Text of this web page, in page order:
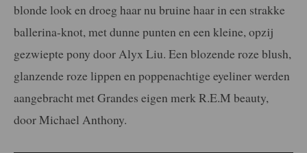
blonde look en droeg haar nu bruine haar in een strakke
ballerina-knot, met dunne punten en een kleine, opzij
gezwiepte pony door Alyx Liu. Een blozende roze blush,
glanzende roze lippen en poppenachtige eyeliner werden
aangebracht met Grandes eigen merk R.E.M beauty,
door Michael Anthony.